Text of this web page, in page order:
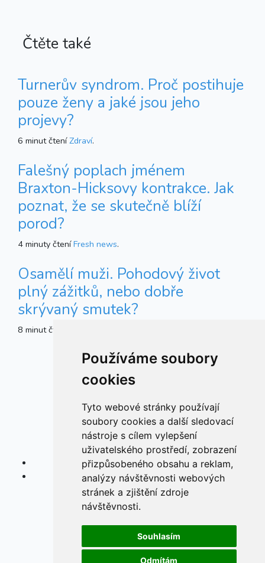
Používáme soubory
cookies
Tyto webové stránky používají
soubory cookies a další sledovací
nástroje s cílem vylepšení
uživatelského prostředí, zobrazení
přizpůsobeného obsahu a reklam,
analýzy návštěvnosti webových
stránek a zjištění zdroje
návštěvnosti.
Souhlasím
Odmítám
Čtěte také
Turnerův syndrom. Proč postihuje
pouze ženy a jaké jsou jeho
projevy?
6 minut čtení Zdraví.
Falešný poplach jménem
Braxton-Hicksovy kontrakce. Jak
poznat, že se skutečně blíží
porod?
4 minuty čtení Fresh news.
Osamělí muži. Pohodový život
plný zážitků, nebo dobře
skrývaný smutek?
8 minut čtení